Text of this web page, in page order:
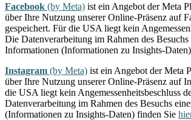
Facebook (by Meta) ist ein Angebot der Meta
über Ihre Nutzung unserer Online-Präsenz auf
gespeichert. Für die USA liegt kein
Die Datenverarbeitung im Rahmen des
Informationen (Informationen zu Insights-
Instagram (by Meta) ist ein Angebot der Meta
über Ihre Nutzung unserer Online-Präsenz auf
die USA liegt kein Angemessenheitsbeschluss
Datenverarbeitung im Rahmen des Besuchs
(Informationen zu Insights-Daten) finden Sie